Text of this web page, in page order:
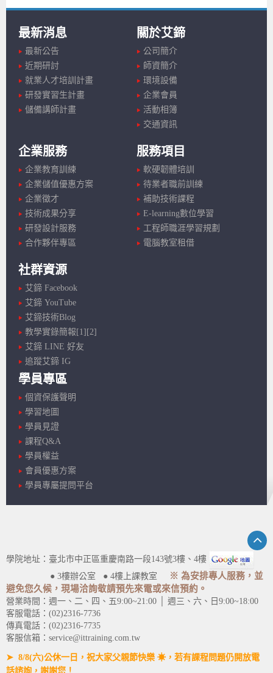
最新消息
最新公告
近期研討
就業人才培訓計畫
研發實習生計畫
儲備講師計畫
關於艾鍗
公司簡介
師資簡介
環境設備
企業會員
活動相簿
交通資訊
企業服務
企業教育訓練
企業儲值優惠方案
企業徵才
技術成果分享
研發設計服務
合作夥伴專區
服務項目
軟硬韌體培訓
待業者職前訓練
補助技術課程
E-learning數位學習
工程師職涯學習規劃
電腦教室租借
社群資源
艾鍗 Facebook
艾鍗 YouTube
艾鍗技術Blog
教學實錄簡報[1] [2]
艾鍗 LINE 好友
追蹤艾鍗 IG
學員專區
個資保護聲明
學習地圖
學員見證
課程Q&A
學員權益
會員優惠方案
學員專屬提問平台
學院地址：臺北市中正區重慶南路一段143號3樓、4樓
● 3樓辦公室 ● 4樓上課教室
※ 為安排專人服務，並
避免您久候，現場洽詢敬請預先來電或來信預約。
營業時間：週一、二、四、五9:00~21:00 │ 週三、六、日9:00~18:00
客服電話：(02)2316-7736
傳真電話：(02)2316-7735
客服信箱：service@ittraining.com.tw
➤ 8/8(六)公休一日，祝大家父親節快樂 ☀，若有課程問題仍開放電
話諮詢，謝謝您！